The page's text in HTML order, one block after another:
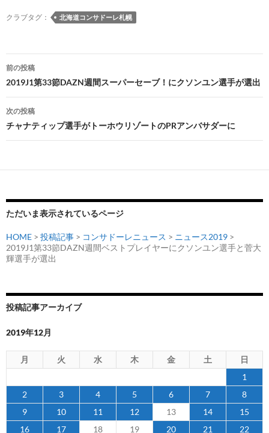
クラブタグ： 北海道コンサドーレ札幌
投
稿
ナ
ビ
ゲ
ー
ョ
ン
前の投稿
2019J1第33節DAZN週間スーパーセーブ！にクソンユン選手が選出
次の投稿
チャナティップ選手がトーホウリゾートのPRアンバサダーに
ただいま表示されているページ
HOME > 投稿記事 > コンサドーレニュース > ニュース2019 >
2019J1第33節DAZN週間ベストプレイヤーにクソンユン選手と菅大
輝選手が選出
投稿記事アーカイブ
2019年12月
月 火 水 木 金 土
日
1
2
3 4 5 6 7
8
9
10 11 12 13 14
15
16
17 18 19 20 21 22